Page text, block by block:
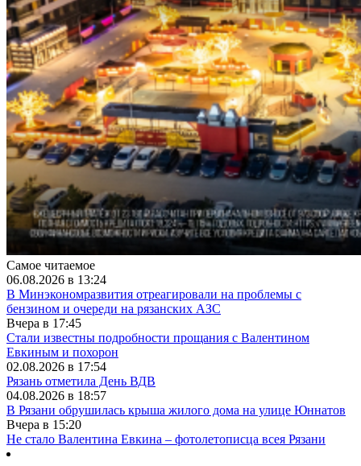
Самое читаемое
06.08.2026 в 13:24
В Минэкономразвития отреагировали на проблемы с
бензином и очереди на рязанских АЗС
Вчера в 17:45
Стали известны подробности прощания с Валентином
Евкиным и похорон
02.08.2026 в 17:54
Рязань отметила День ВДВ
04.08.2026 в 18:57
В Рязани обрушилась крыша жилого дома на улице Юннатов
Вчера в 15:20
Не стало Валентина Евкина – фотолетописца всея Рязани